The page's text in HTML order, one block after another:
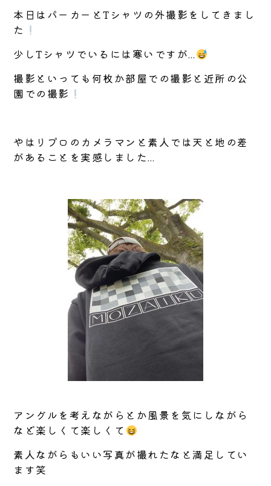
本日はパーカーとTシャツの外撮影をしてきまし
た
少しTシャツでいるには寒いですが…
撮影といっても何枚か部屋での撮影と近所の公
園での撮影
やはりプロのカメラマンと素人では天と地の差
があることを実感しました…
アングルを考えながらとか風景を気にしながら
など楽しくて楽しくて
素人ながらもいい写真が撮れたなと満足してい
ます笑